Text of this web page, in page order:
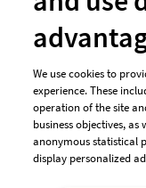
We use cookies to
experience. These
operation of the site
business objectives,
anonymous statistical
display personalized